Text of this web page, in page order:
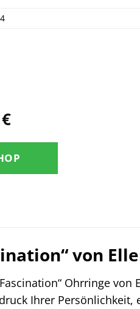
€Aktueller
ist:
219,00 €.
von
Ohrringe von
Ihrer